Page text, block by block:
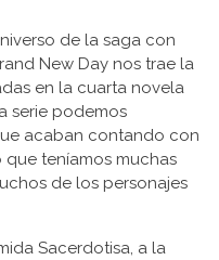
de la saga con
New Day nos trae la
en la cuarta novela
serie podemos
acaban contando con
teníamos muchas
de los personajes
Sacerdotisa, a la